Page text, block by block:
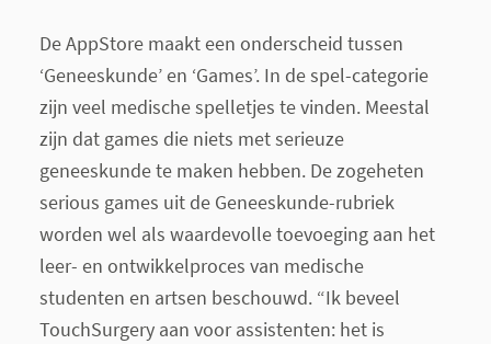
De AppStore maakt een onderscheid tussen
‘Geneeskunde’ en ‘Games’. In de spel-categorie
zijn veel medische spelletjes te vinden. Meestal
zijn dat games die niets met serieuze
geneeskunde te maken hebben. De zogeheten
serious games uit de Geneeskunde-rubriek
worden wel als waardevolle toevoeging aan het
leer- en ontwikkelproces van medische
studenten en artsen beschouwd. “Ik beveel
TouchSurgery aan voor assistenten: het is